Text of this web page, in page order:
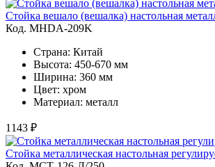
Стойка вешало (вешалка) настольная
Код. MHDA-209K
Страна: Китай
Высота: 450-670 мм
Ширина: 360 мм
Цвет: хром
Материал: металл
1143 ₽
Стойка металлическая настольная